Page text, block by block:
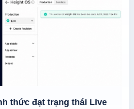
thức đạt trạng thái Live